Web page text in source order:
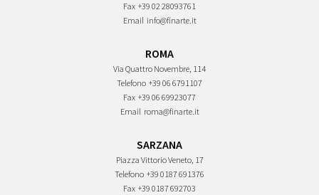
Fax +39 02 28093761
Email info@finarte.it
ROMA
Via Quattro Novembre, 114
Telefono +39 06 6791107
Fax +39 06 69923077
Email roma@finarte.it
SARZANA
Piazza Vittorio Veneto, 17
Telefono +39 0187 691376
Fax +39 0187 692703